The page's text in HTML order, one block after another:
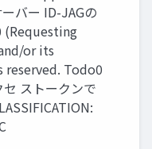
バー ID-JAGの
(Requesting
or its
Todo0
ストークンで